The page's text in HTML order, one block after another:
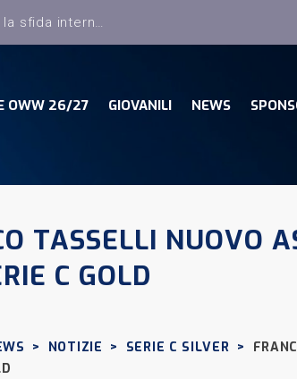
OWW 26/27 GIOVANILI NEWS
TASSELLI NUOVO
C GOLD
> NOTIZIE > SERIE C SILVER >